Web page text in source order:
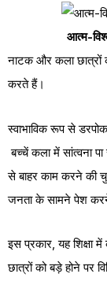
आत्म-
नाटक और कला छात्रों
करते हैं।
स्वाभाविक रूप से
बच्चें कला में सांत्वना
से बाहर काम करने की
जनता के सामने पेश
इस प्रकार, यह शिक्षा
छात्रों को बड़े होने पर